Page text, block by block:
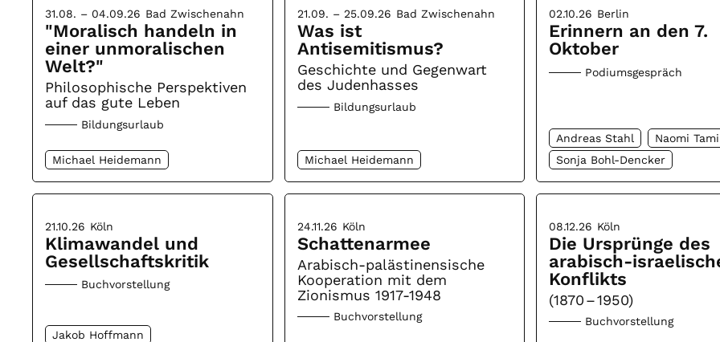
31.08. – 04.09.26 Bad Zwischenahn
"Moralisch handeln in
einer unmoralischen
Welt?"
Philosophische Perspektiven
auf das gute Leben
Bildungsurlaub
Michael Heidemann
21.09. – 25.09.26 Bad Zwischenahn
Was ist
Antisemitismus?
Geschichte und Gegenwart
des Judenhasses
Bildungsurlaub
Michael Heidemann
02.10.26 Berlin
Erinnern an den 7.
Oktober
Podiumsgespräch
Andreas Stahl
Naomi
Sonja Bohl-Dencker
21.10.26 Köln
Klimawandel und
Gesellschaftskritik
Buchvorstellung
Jakob Hoffmann
24.11.26 Köln
Schattenarmee
Arabisch-palästinensische
Kooperation mit dem
Zionismus 1917-1948
Buchvorstellung
08.12.26 Köln
Die Ursprünge des
arabisch-
Konflikts
(1870 – 1950)
Buchvorstellung